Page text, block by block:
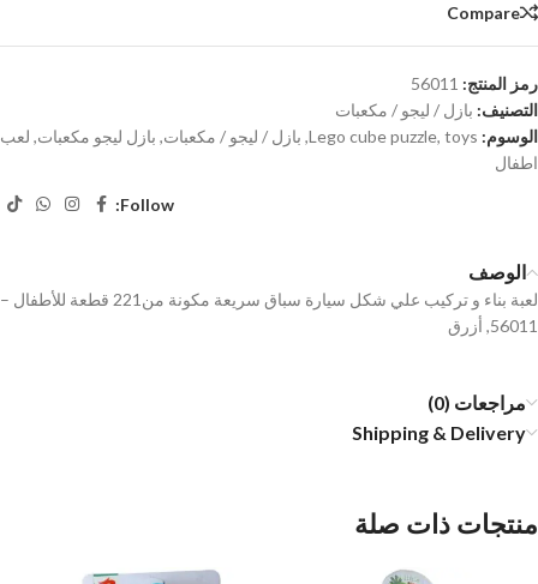
Compare
رمز المنتج: 56011
التصنيف: بازل / ليجو / مكعبات
الوسوم:
Lego cube puzzle, toys
, بازل / ليجو / مكعبات, بازل ليجو مكعبات, لعب
اطفال
Follow:
الوصف
لعبة بناء و تركيب علي شكل سيارة سباق سريعة مكونة من221 قطعة للأطفال –
56011, أزرق
مراجعات (0)
Shipping & Delivery
منتجات ذات صلة